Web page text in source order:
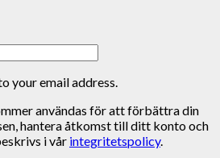
your email address.
användas för att förbättra din
hantera åtkomst till ditt konto och
i vår integritetspolicy.